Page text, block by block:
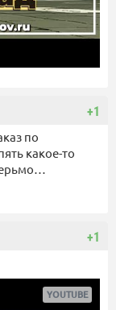
+1
по
какое-то
+1